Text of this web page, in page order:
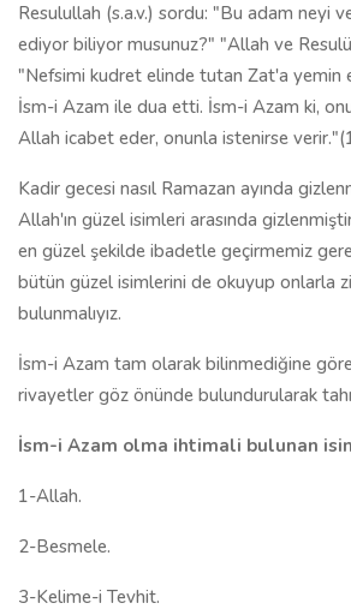
Resulullah (s.a.v.) sordu: "Bu adam neyi
ediyor biliyor musunuz?" "Allah ve
"Nefsimi kudret elinde tutan Zat'a yemin
İsm-i Azam ile dua etti. İsm-i Azam ki,
Allah icabet eder, onunla istenirse
Kadir gecesi nasıl Ramazan ayında
Allah'ın güzel isimleri arasında
en güzel şekilde ibadetle geçirmemiz
bütün güzel isimlerini de okuyup onlarla
bulunmalıyız.
İsm-i Azam tam olarak bilinmediğine
rivayetler göz önünde bulundurularak
İsm-i Azam olma ihtimali bulunan
1-Allah.
2-Besmele.
3-Kelime-i Tevhit.